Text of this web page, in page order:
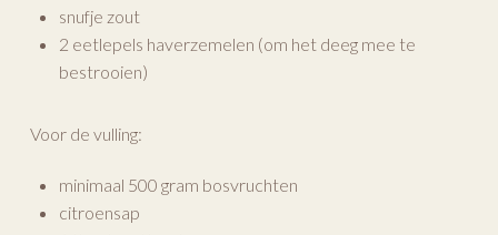
snufje zout
2 eetlepels haverzemelen (om het deeg mee te
bestrooien)
Voor de vulling:
minimaal 500 gram bosvruchten
citroensap